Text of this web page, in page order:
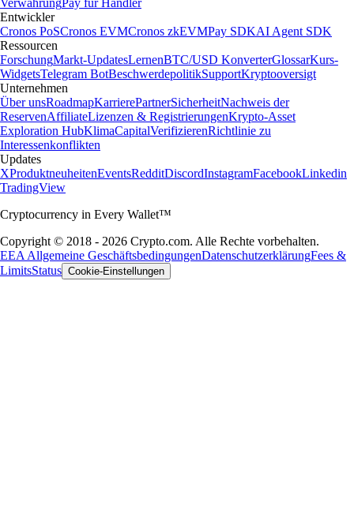
VerwahrungPay für Händler
Entwickler
Cronos PoSCronos EVMCronos zkEVMPay SDKAI Agent SDK
Ressourcen
ForschungMarkt-UpdatesLernenBTC/USD KonverterGlossarKurs-
WidgetsTelegram BotBeschwerdepolitikSupportKryptooversigt
Unternehmen
Über unsRoadmapKarrierePartnerSicherheitNachweis der
ReservenAffiliateLizenzen & RegistrierungenKrypto-Asset
Exploration HubKlimaCapitalVerifizierenRichtlinie zu
Interessenkonflikten
Updates
XProduktneuheitenEventsRedditDiscordInstagramFacebookLinkedin
TradingView
Cryptocurrency in Every Wallet™
Copyright © 2018 - 2026 Crypto.com. Alle Rechte vorbehalten.
EEA Allgemeine GeschäftsbedingungenDatenschutzerklärungFees &
LimitsStatus Cookie-Einstellungen